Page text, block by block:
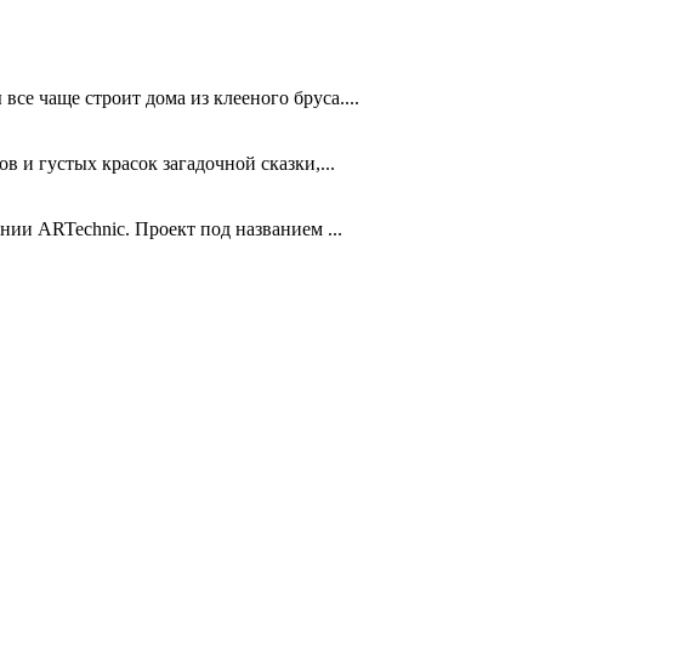
чаще строит дома из клееного бруса....
и густых красок загадочной сказки,...
ARTechnic. Проект под названием ...